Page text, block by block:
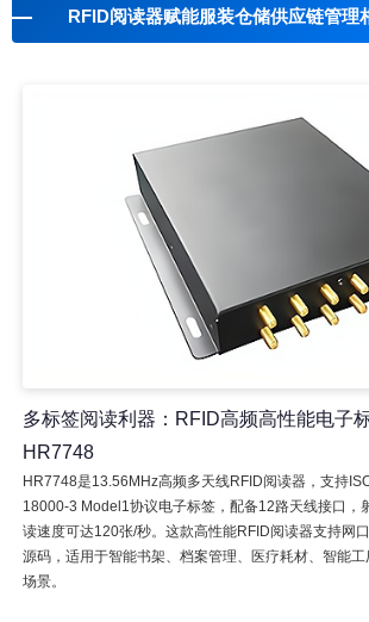
RFID阅读器赋能服装仓储供应链管理
多标签阅读利器：RFID高频高性能电子
HR7748
HR7748是13.56MHz高频多天线RFID阅读器，支持
18000-3 Model1协议电子标签，配备12路天线接口，
读速度可达120张/秒。这款高性能RFID阅读器支持网
源码，适用于智能书架、档案管理、医疗耗材、智能
场景。